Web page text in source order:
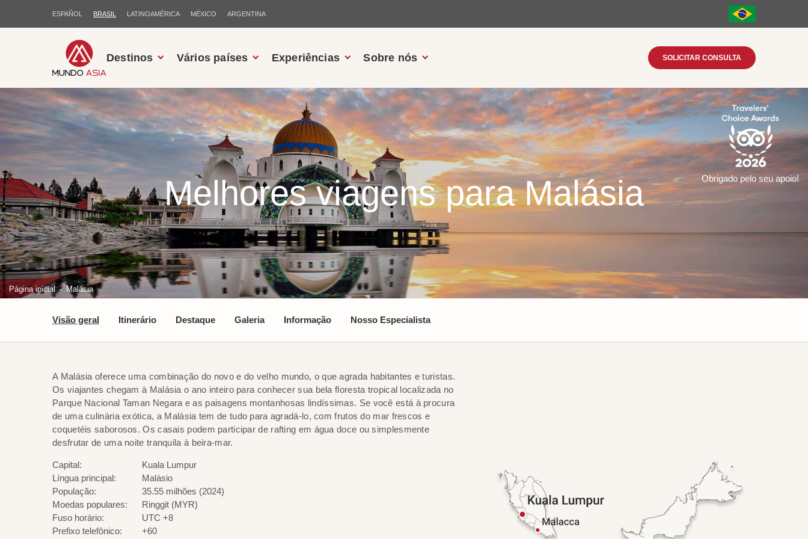
ESPAÑOL BRASIL LATINOAMÉRICA MÉXICO ARGENTINA
Destinos Vários países Experiências Sobre nós SOLICITAR CONSULTA
Melhores viagens para Malásia
Página inicial Malásia
Obrigado pelo seu apoio!
Visão geral Itinerário Destaque Galeria Informação Nosso Especialista
A Malásia oferece uma combinação do novo e do velho mundo, o que agrada habitantes e turistas.
Os viajantes chegam à Malásia o ano inteiro para conhecer sua bela floresta tropical localizada no
Parque Nacional Taman Negara e as paisagens montanhosas lindíssimas. Se você está à procura
de uma culinária exótica, a Malásia tem de tudo para agradá-lo, com frutos do mar frescos e
coquetéis saborosos. Os casais podem participar de rafting em água doce ou simplesmente
desfrutar de uma noite tranquila à beira-mar.
Capital:
Kuala Lumpur
Língua principal:
Malásio
População:
35.55 milhões (2024)
Moedas populares:
Ringgit (MYR)
Fuso horário:
UTC +8
Prefixo telefônico:
+60